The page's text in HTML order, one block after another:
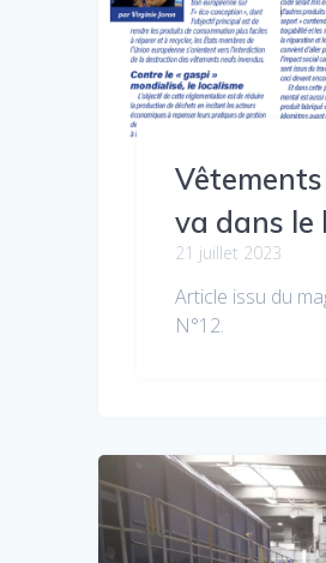
Vêtements
va dans le
21 juillet 2023
Article issu du
N°12.